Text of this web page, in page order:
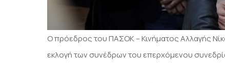
Ο πρόεδρος του ΠΑΣΟΚ – Κινήματος Αλλαγής
εκλογή των συνέδρων του επερχόμενου